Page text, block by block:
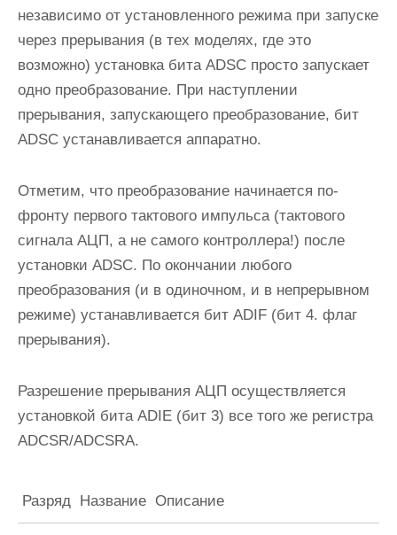
независимо от установленного режима при запуске
через прерывания (в тех моделях, где это
возможно) установка бита ADSС просто запускает
одно преобразование. При наступлении
прерывания, запускающего преобразование, бит
ADSС устанавливается аппаратно.
Отметим, что преобразование начинается по-
фронту первого тактового импульса (тактового
сигнала АЦП, а не самого контроллера!) после
установки ADSС. По окончании любого
преобразования (и в одиночном, и в непрерывном
режиме) устанавливается бит ADIF (бит 4. флаг
прерывания).
Разрешение прерывания АЦП осуществляется
установкой бита ADIE (бит 3) все того же регистра
ADCSR/ADCSRA.
Разряд Название Описание